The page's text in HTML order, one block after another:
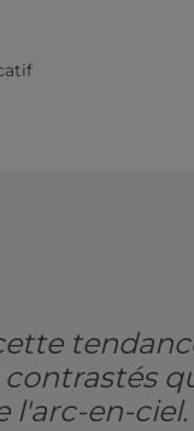
l'arc-en-ciel.